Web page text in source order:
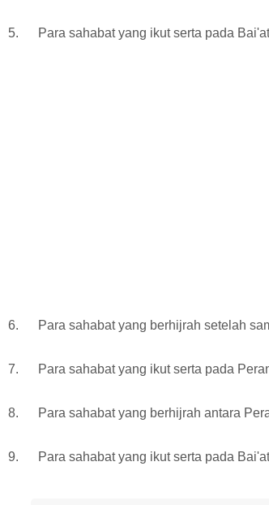
5. Para sahabat yang ikut serta pada
6. Para sahabat yang berhijrah setelah
7. Para sahabat yang ikut serta pada
8. Para sahabat yang berhijrah antara
9. Para sahabat yang ikut serta pada